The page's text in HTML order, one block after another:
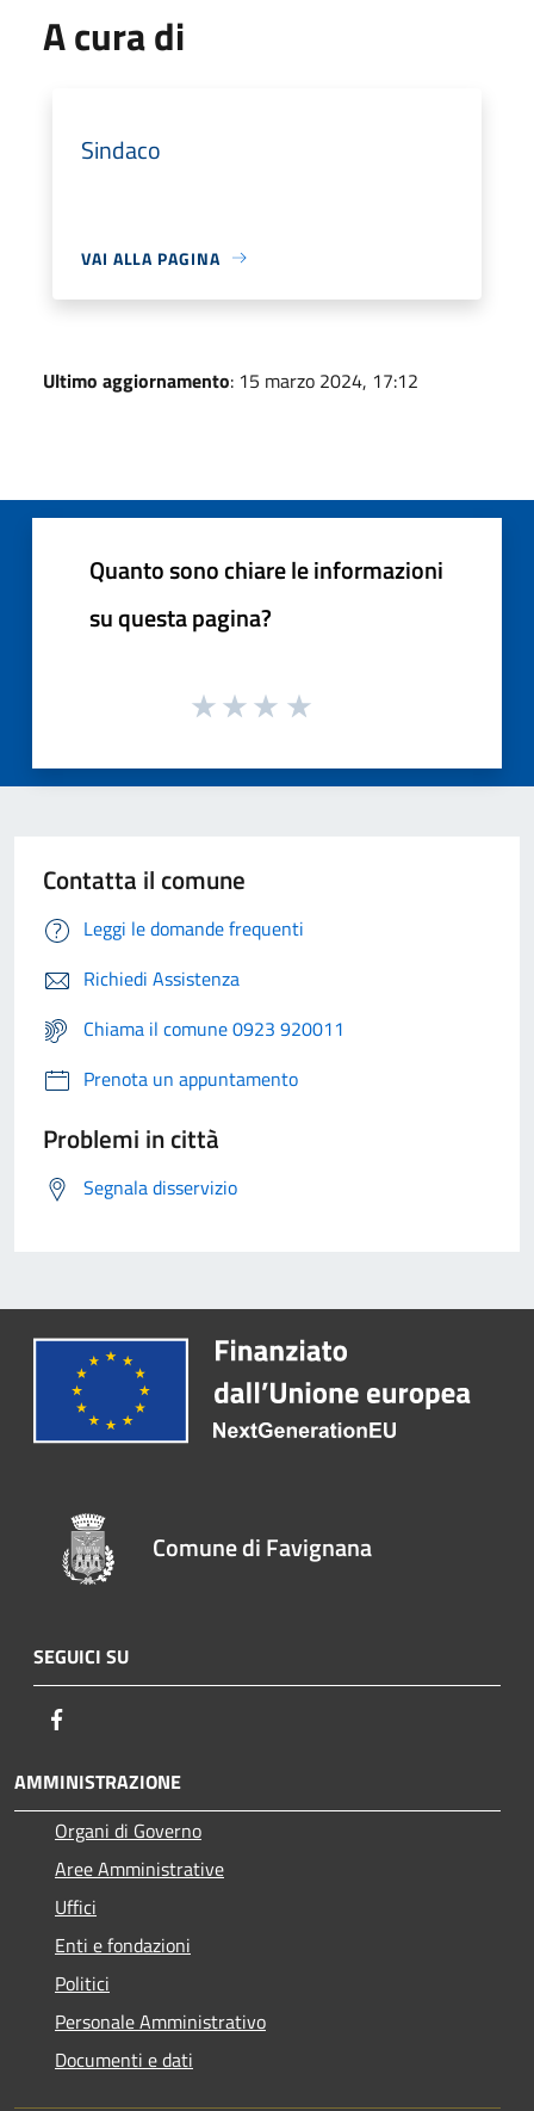
A cura di
Sindaco
VAI ALLA PAGINA
Ultimo aggiornamento: 15 marzo 2024, 17:12
Quanto sono chiare le informazioni
su questa pagina?
Contatta il comune
Leggi le domande frequenti
Richiedi Assistenza
Chiama il comune 0923 920011
Prenota un appuntamento
Problemi in città
Segnala disservizio
Comune di Favignana
SEGUICI SU
AMMINISTRAZIONE
Organi di Governo
Aree Amministrative
Uffici
Enti e fondazioni
Politici
Personale Amministrativo
Documenti e dati